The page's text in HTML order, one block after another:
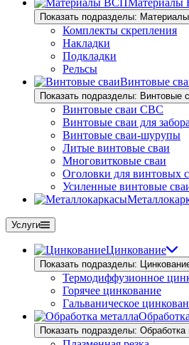
Показать подразделы:
Комплекты скрепления
Накладки
Подкладки
Рельсы
Винтовые
Показать подразделы: Винтовые
Винтовые сваи СВС
Винтовые сваи для забора
Винтовые сваи-шурупы
Литые винтовые сваи
Многовитковые сваи
Оголовки для винтовых
Усиленные винтовые
Услуги
Цинкование
Показать подразделы:
Термодиффузионное
Горячее цинкование
Гальваническое
Показать подразделы: